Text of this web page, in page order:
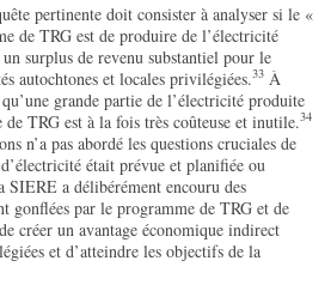
pertinente doit consister à analyser si le «
de TRG est de produire de l’électricité
surplus de revenu substantiel pour le
autochtones et locales privilégiées.33 À
grande partie de l’électricité produite
de TRG est à la fois très coûteuse et inutile.34
n’a pas abordé les questions cruciales de
était prévue et planifiée ou
a délibérément encouru des
gonflées par le programme de TRG et de
créer un avantage économique indirect
et d’atteindre les objectifs de la